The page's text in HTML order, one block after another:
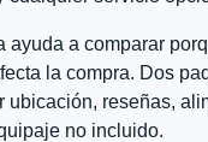
ayuda a comparar
la compra. Dos
ubicación, reseñas,
no incluido.